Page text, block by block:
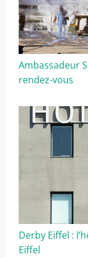
Ambassadeur
rendez-vous
Derby Eiffel :
Eiffel